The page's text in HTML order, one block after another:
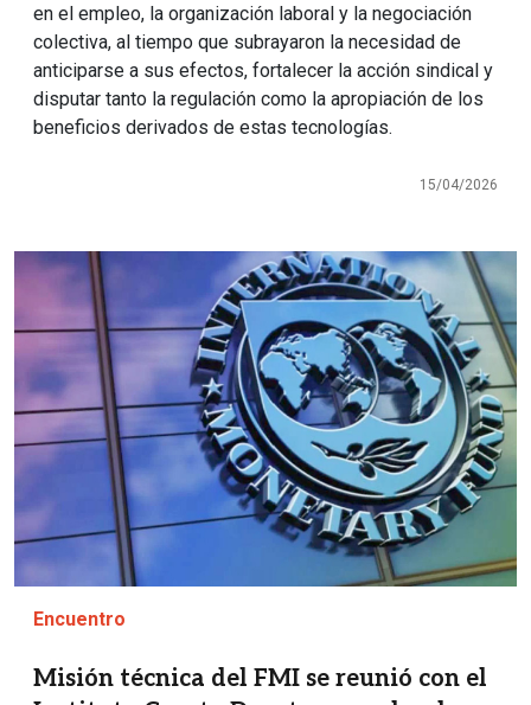
en el empleo, la organización laboral y la negociación
colectiva, al tiempo que subrayaron la necesidad de
anticiparse a sus efectos, fortalecer la acción sindical y
disputar tanto la regulación como la apropiación de los
beneficios derivados de estas tecnologías.
15/04/2026
Imagen
Encuentro
Misión técnica del FMI se reunió con el